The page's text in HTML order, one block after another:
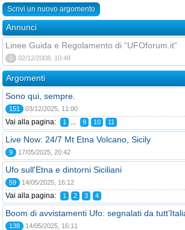
Scrivi un nuovo argomento
Annunci
Linee Guida e Regolamento di “UFOforum.it”
0 02/12/2008, 10:48
Argomenti
Sono qui, sempre.
151 03/12/2025, 11:00
Vai alla pagina: 1 ... 9 10 11
Live Now: 24/7 Mt Etna Volcano, Sicily
9 17/05/2025, 20:42
Ufo sull'Etna e dintorni Siciliani
59 14/05/2025, 16:12
Vai alla pagina: 1 2 3 4
Boom di avvistamenti Ufo: segnalati da
138 14/05/2025, 16:11